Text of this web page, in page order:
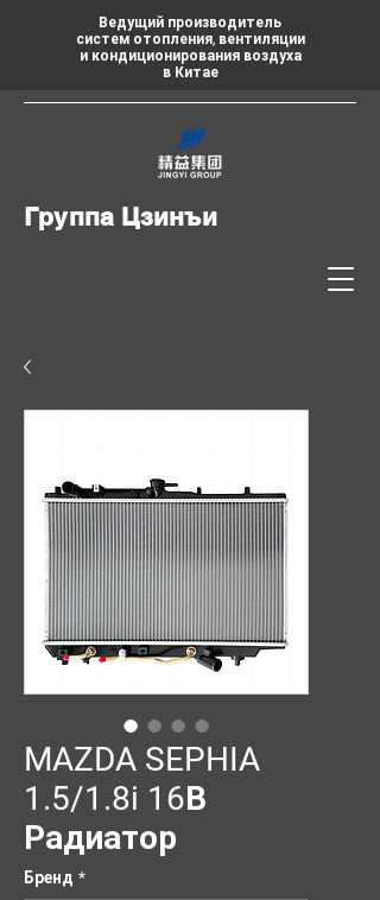
Ведущий производитель
систем отопления, вентиляции
и кондиционирования воздуха
в Китае
Группа Цзинъи
MAZDA SEPHIA
1.5/1.8i 16В
Радиатор
Бренд *